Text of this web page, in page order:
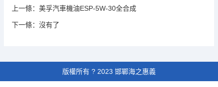
上一條： 美孚汽車機油ESP-5W-30全合成
下一條： 沒有了
版權所有 ? 2023 邯鄲海之惠義